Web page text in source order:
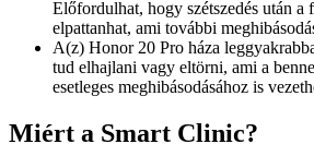
Előfordulhat, hogy szétszedés után a
elpattanhat, ami további
A(z) Honor 20 Pro háza
tud elhajlani vagy eltörni, ami a
esetleges meghibásodásához is
Miért a Smart Clinic?